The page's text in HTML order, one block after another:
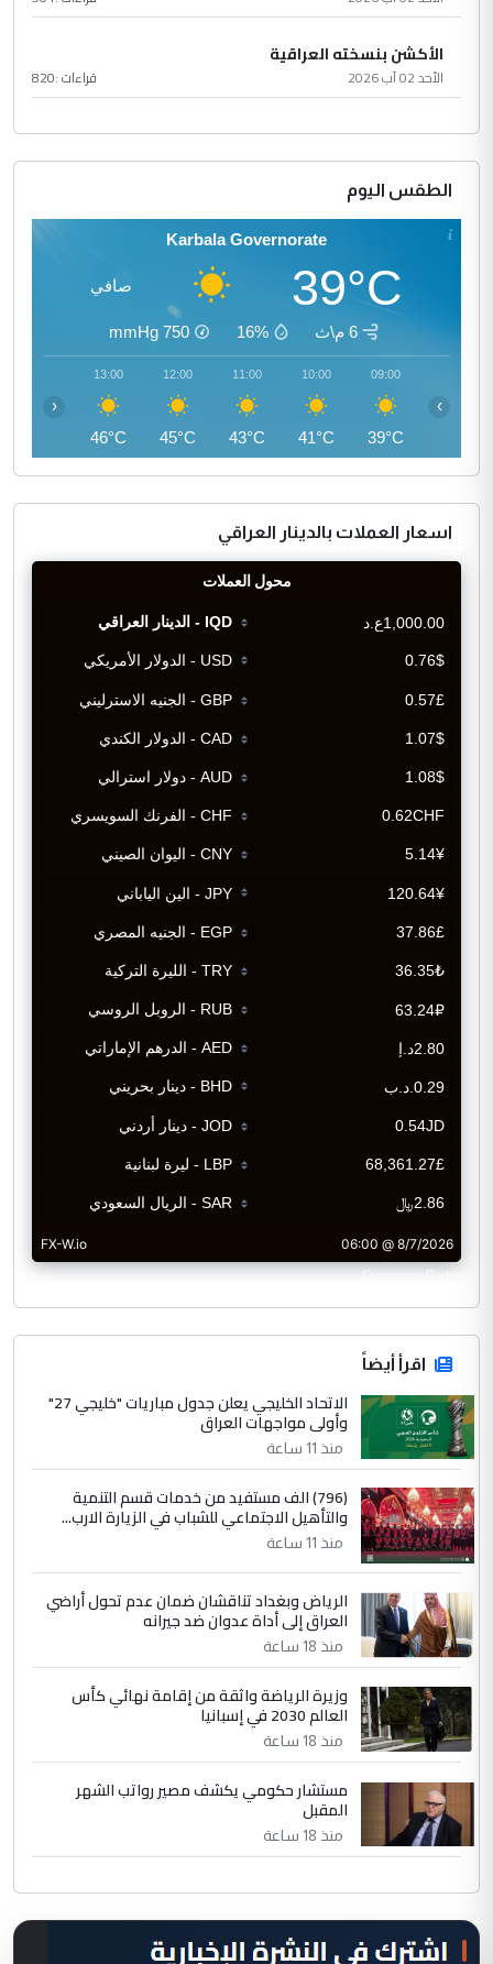
الأكشن بنسخته العراقية
الأحد 02 آب 2026 قراءات :820
الطقس اليوم
Karbala Governorate
39°C صافي
6 م\ث 16%
750
mmHg
09:00
39°C
10:00
41°C
11:00
43°C
12:00
45°C
13:00
46°C
‹ ›
اسعار العملات بالدينار العراقي
CurrencyRate
اقرأ أيضاً
الاتحاد الخليجي يعلن جدول مباريات "خليجي 27"
وأولى مواجهات العراق
منذ 11 ساعة
(796) الف مستفيد من خدمات قسم التنمية
والتأهيل الاجتماعي للشباب في الزيارة الارب...
منذ 11 ساعة
الرياض وبغداد تناقشان ضمان عدم تحول أراضي
العراق إلى أداة عدوان ضد جيرانه
منذ 18 ساعة
وزيرة الرياضة واثقة من إقامة نهائي كأس
العالم 2030 في إسبانيا
منذ 18 ساعة
مستشار حكومي يكشف مصير رواتب الشهر
المقبل
منذ 18 ساعة